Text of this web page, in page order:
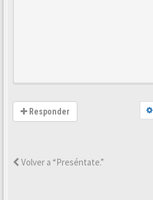
Responder
Volver a “Preséntate.”